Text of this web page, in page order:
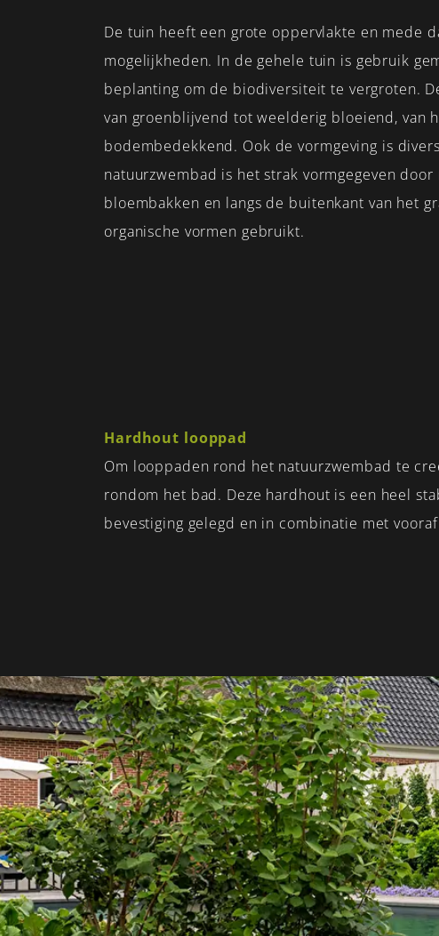
De tuin heeft een grote oppervlakte en mede
mogelijkheden. In de gehele tuin is gebruik
beplanting om de biodiversiteit te vergroten.
van groenblijvend tot weelderig bloeiend, van
bodembedekkend. Ook de vormgeving is
natuurzwembad is het strak vormgegeven
bloembakken en langs de buitenkant van het
organische vormen gebruikt.
Hardhout looppad
Om looppaden rond het natuurzwembad te
rondom het bad. Deze hardhout is een heel
bevestiging gelegd en in combinatie met